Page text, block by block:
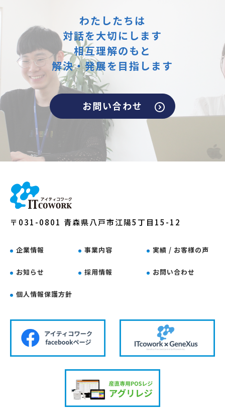
わたしたちは
対話を大切にします
相互理解のもと
解決・発展を目指します
お問い合わせ
〒031-0801 青森県八戸市江陽5丁目15-12
企業情報 事業内容 実績 / お客様の声
お知らせ 採用情報 お問い合わせ
個人情報保護方針